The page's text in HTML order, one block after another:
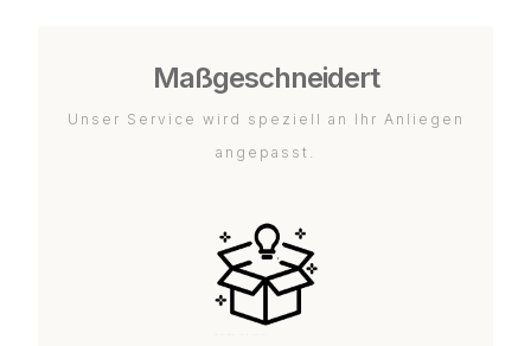
Maßgeschneidert
Unser Service wird speziell an Ihr Anliegen
angepasst.